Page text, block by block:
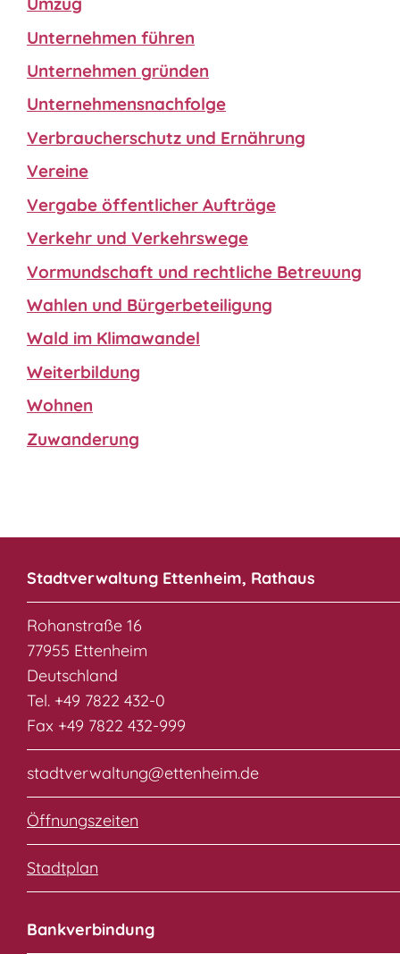
Unternehmen führen
Unternehmen gründen
Unternehmensnachfolge
Verbraucherschutz und Ernährung
Vereine
Vergabe öffentlicher Aufträge
Verkehr und Verkehrswege
Vormundschaft und rechtliche Betreuung
Wahlen und Bürgerbeteiligung
Wald im Klimawandel
Weiterbildung
Wohnen
Zuwanderung
Stadtverwaltung Ettenheim, Rathaus
Rohanstraße 16
77955 Ettenheim
Deutschland
Tel. +49 7822 432-0
Fax +49 7822 432-999
stadtverwaltung@ettenheim.de
Öffnungszeiten
Stadtplan
Bankverbindung